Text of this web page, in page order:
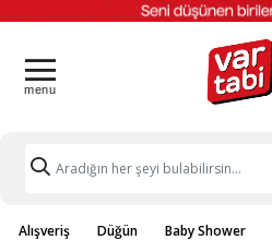
Alışveriş Düğün Baby Shower